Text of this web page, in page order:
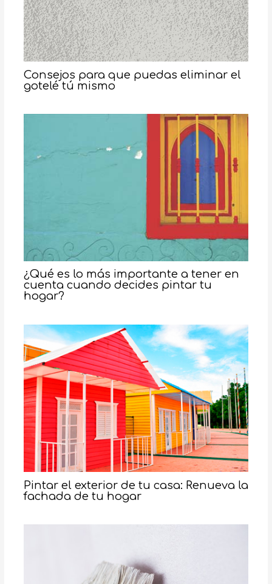
Consejos para que puedas eliminar el
gotelé tú mismo
¿Qué es lo más importante a tener en
cuenta cuando decides pintar tu
hogar?
Pintar el exterior de tu casa: Renueva la
fachada de tu hogar